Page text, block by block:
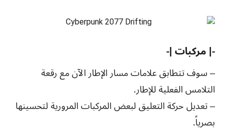
-| مركبات |-
– سوف تتطابق علامات مسار الإطار الآن مع رقعة
التلامس الفعلية للإطار.
– تعديل حركة التعليق لبعض المركبات المرورية لتحسينها
بصرياً.